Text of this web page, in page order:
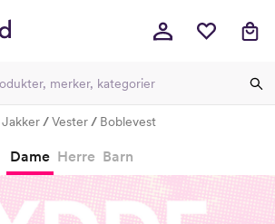
Jakker Vester Boblevest
Dame Herre Barn
-
-
-
-